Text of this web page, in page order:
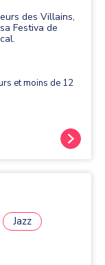
des Villains,
Festiva de
et moins de 12
Jazz